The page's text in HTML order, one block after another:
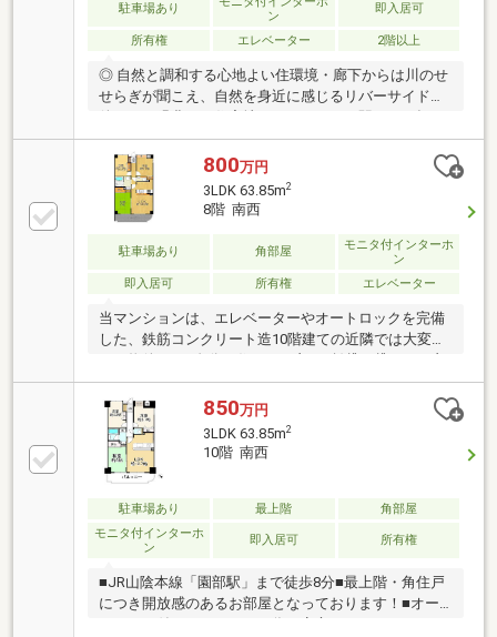
駐車場あり
ン
即入居可
所有権 エレベーター 2階以上
◎ 自然と調和する心地よい住環境・廊下からは川のせ
せらぎが聞こえ、自然を身近に感じるリバーサイド物
件です・緑豊かな住宅地でありながら、駅まで平坦な
道のりで毎日の外出もスムーズです・オートロックや
エレベーターを完備し、24時間ゴミ出し可能な便利な
環境です◎ 陽光が注ぐ南西向きの住まい・南西向きの
窓から陽光がたっぷりと注ぐ、風通しの良い心地よい
住空間です・室内はハウスクリーニング済みで、すぐ
にお部屋をご利用いただけます・ご自身でお住まいに
なるのはもちろん、賃貸用の物件としてもご検討いた
だけます
800万円
3LDK 63.85m2
8階 南西
駐車場あり 角部屋
モニタ付インターホ
ン
即入居可
所有権 エレベーター
当マンションは、エレベーターやオートロックを完備
した、鉄筋コンクリート造10階建ての近隣では大変珍
しい物件です♪自分で住んでも良し♪賃貸で貸しても良
し♪廊下から心地よい川のせせらぎが感じられる自然
豊かな物件です♪850万円
3LDK 63.85m2
10階 南西
駐車場あり 最上階
角部屋
モニタ付インターホ
ン
即入居可 所有権
■JR山陰本線「園部駅」まで徒歩8分■最上階・角住戸
につき開放感のあるお部屋となっております！■オー
トロック付きマンションの為、安心です！